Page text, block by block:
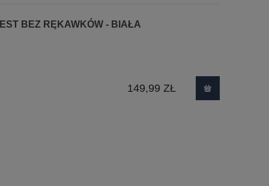
BEZ RĘKAWKÓW - BIAŁA
149,99 ZŁ